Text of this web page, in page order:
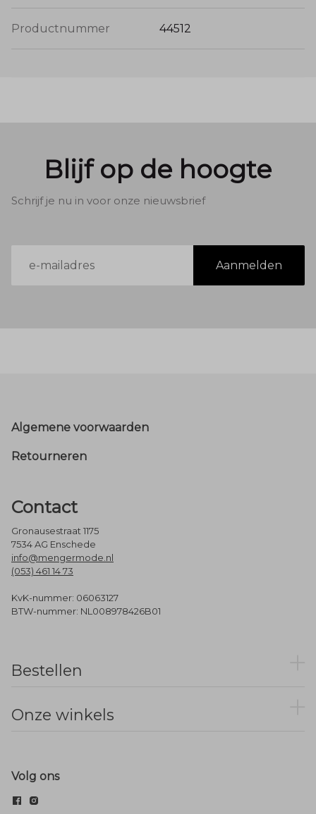
Productnummer 44512
Blijf op de hoogte
Schrijf je nu in voor onze nieuwsbrief
mailadres
Aanmelden
Footer
Algemene voorwaarden
Retourneren
Contact
Gronausestraat 1175
7534 AG Enschede
info@mengermode.nl
(053) 461 14 73
KvK-nummer: 06063127
BTW-nummer: NL008978426B01
Bestellen
Onze winkels
Volg ons